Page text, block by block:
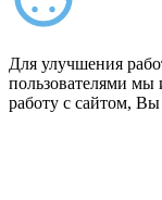
Для улучшения
пользователями
работу с сайтом,